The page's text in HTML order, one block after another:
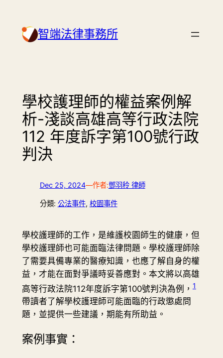
content 智端法律事務所
學校護理師的權益案例解
析-淺談高雄高等行政法院
112 年度訴字第100號行政
判決
Dec 25, 2024—作者:鄧羽秢 律師
分類: 公法事件, 校園事件
學校護理師的工作，是維護校園師生的健康，但
學校護理師也可能面臨法律問題。學校護理師除
了需要具備專業的醫療知識，也應了解自身的權
益，才能在面對爭議時妥善應對。本文將以高雄
高等行政法院112年度訴字第100號判決為例，1
帶讀者了解學校護理師可能面臨的行政懲處問
題，並提供一些建議，期能有所助益。
案例事實：